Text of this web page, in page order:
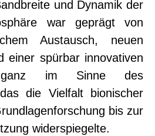
und Dynamik der
war geprägt von
Austausch, neuen
einer spürbar innovativen
im Sinne des
die Vielfalt bionischer
bis zur
widerspiegelte.